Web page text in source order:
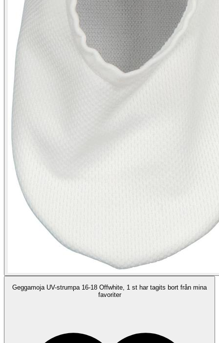
Geggamoja UV-strumpa 16-18 Offwhite, 1 st har tagits bort från mina
favoriter